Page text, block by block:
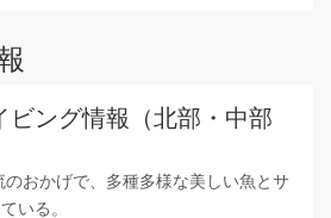
ング情報（北部・中部
のおかげで、多種多様な美しい魚とサ
いる。